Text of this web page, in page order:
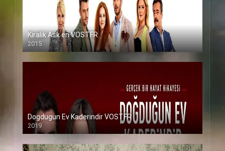
Kiralik Ask en VOSTFR
2015
Dogdugun Ev Kaderindir VOSTFR
2019